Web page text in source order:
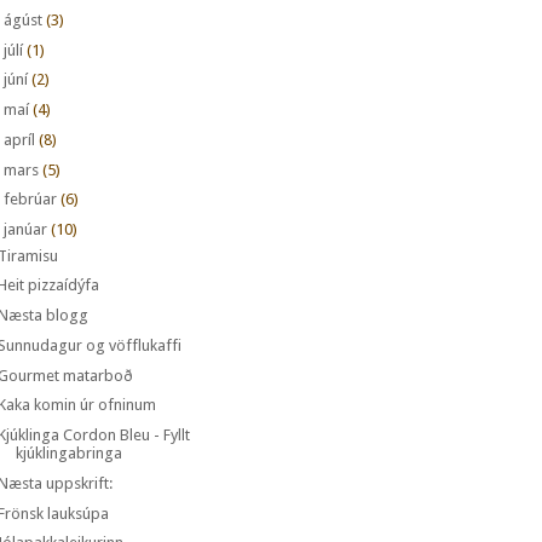
ágúst (3)
júlí (1)
júní (2)
maí (4)
apríl (8)
mars (5)
febrúar (6)
janúar (10)
pizzaídýfa
blogg
og vöfflukaffi
matarboð
komin úr ofninum
Cordon Bleu - Fyllt
kjúklingabringa
uppskrift:
lauksúpa